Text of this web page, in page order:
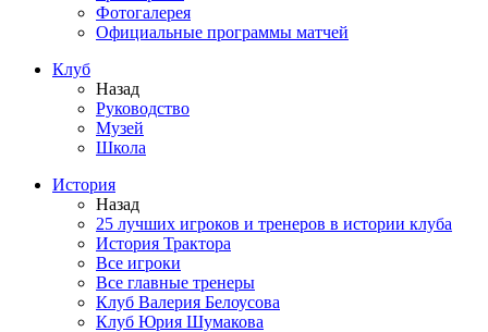
Фотогалерея
Официальные программы матчей
Клуб
Назад
Руководство
Музей
Школа
История
Назад
25 лучших игроков и тренеров в истории клуба
История Трактора
Все игроки
Все главные тренеры
Клуб Валерия Белоусова
Клуб Юрия Шумакова